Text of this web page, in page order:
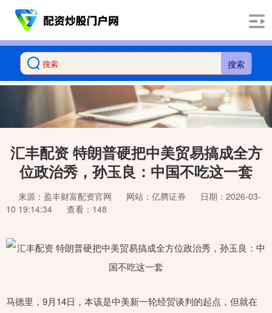
搜索
汇丰配资 特朗普硬把中美贸易搞成全方
位政治秀，孙玉良：中国不吃这一套
来源：盈丰财富配资官网 网站：亿腾证券
日期：2026-03-
10 19:14:34
查看：148
马德里，9月14日，本该是中美新一轮经贸谈判的起点，但就在